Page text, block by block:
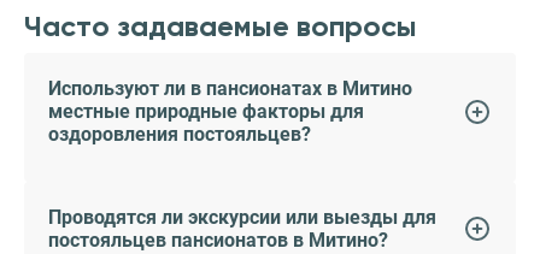
Часто задаваемые вопросы
Используют ли в пансионатах в Митино
местные природные факторы для
оздоровления постояльцев?
Проводятся ли экскурсии или выезды для
постояльцев пансионатов в Митино?